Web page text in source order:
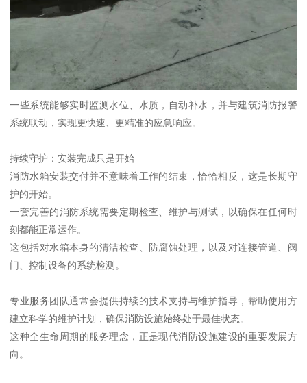
一些系统能够实时监测水位、水质，自动补水，并与建筑消防报警
系统联动，实现更快速、更精准的应急响应。
持续守护：安装完成只是开始
消防水箱安装交付并不意味着工作的结束，恰恰相反，这是长期守
护的开始。
一套完善的消防系统需要定期检查、维护与测试，以确保在任何时
刻都能正常运作。
这包括对水箱本身的清洁检查、防腐蚀处理，以及对连接管道、阀
门、控制设备的系统检测。
专业服务团队通常会提供持续的技术支持与维护指导，帮助使用方
建立科学的维护计划，确保消防设施始终处于最佳状态。
这种全生命周期的服务理念，正是现代消防设施建设的重要发展方
向。